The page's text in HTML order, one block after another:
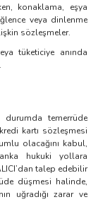
konaklama, eşya
veya dinlenme
sözleşmeler.
tüketiciye anında
durumda temerrüde
kartı sözleşmesi
olacağını kabul,
hukuki yollara
talep edebilir
düşmesi halinde,
uğradığı zarar ve